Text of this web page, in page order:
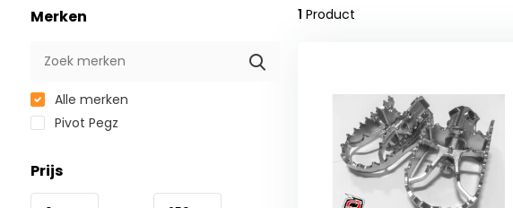
Merken
Alle merken
Pivot Pegz
Prijs
1 Product